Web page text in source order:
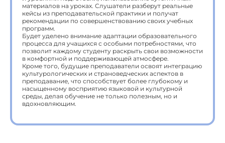
материалов на уроках. Слушатели разберут реальные
кейсы из преподавательской практики и получат
рекомендации по совершенствованию своих учебных
программ.
Будет уделено внимание адаптации образовательного
процесса для учащихся с особыми потребностями, что
позволит каждому студенту раскрыть свои возможности
в комфортной и поддерживающей атмосфере.
Кроме того, будущие преподаватели освоят интеграцию
культурологических и страноведческих аспектов в
преподавание, что способствует более глубокому и
насыщенному восприятию языковой и культурной
среды, делая обучение не только полезным, но и
вдохновляющим.